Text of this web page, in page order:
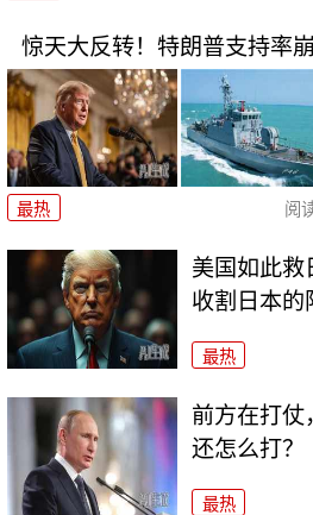
惊天大反转！特朗普支持率
最热 阅
美国如此救
收割日本的
最热
前方在打仗
还怎么打？
最热